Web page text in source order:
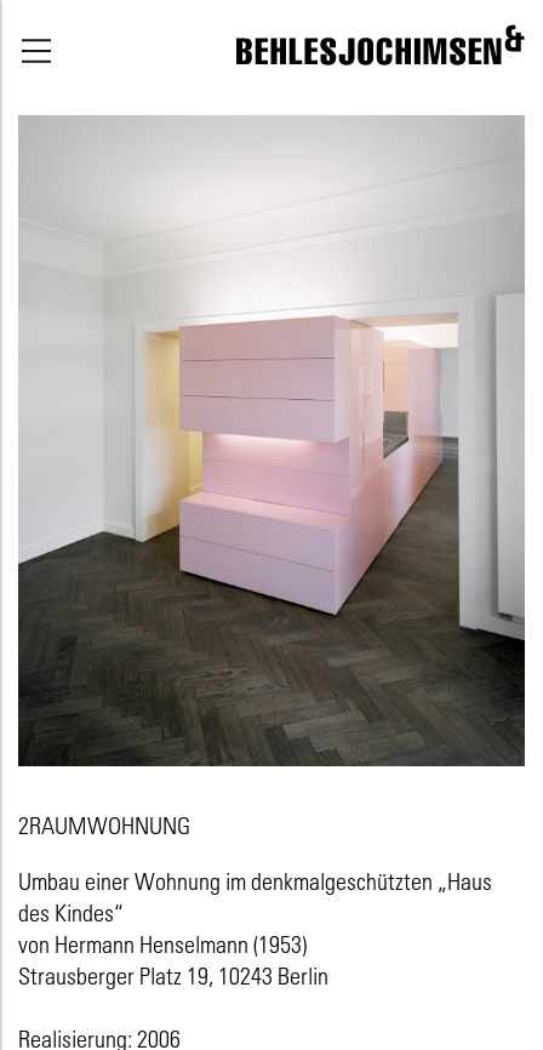
2RAUMWOHNUNG
Umbau einer Wohnung im denkmalgeschützten „Haus
des Kindes“
von Hermann Henselmann (1953)
Strausberger Platz 19, 10243 Berlin
Realisierung: 2006